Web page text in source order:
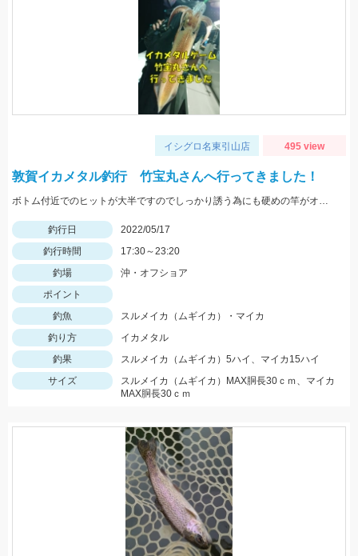
イシグロ名東引山店 495 view
敦賀イカメタル釣行 竹宝丸さんへ行ってきました！
ボトム付近でのヒットが大半ですのでしっかり誘う為にも硬めの竿がオススメ！スッテは基本色の赤緑・赤黄などの20号がメインです。
釣行日
2022/05/17
釣行時間
17:30～23:20
釣場
沖・オフショア
ポイント
釣魚
スルメイカ（ムギイカ）・マイカ
釣り方
イカメタル
釣果
スルメイカ（ムギイカ）5ハイ、マイカ15ハイ
サイズ
スルメイカ（ムギイカ）MAX胴長30ｃｍ、マイカ
MAX胴長30ｃｍ